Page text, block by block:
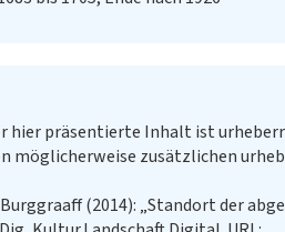
hier präsentierte Inhalt ist
möglicherweise zusätzlichen
(2014): „Standort der